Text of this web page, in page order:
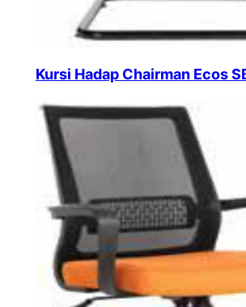
Kursi Hadap Chairman Ecos